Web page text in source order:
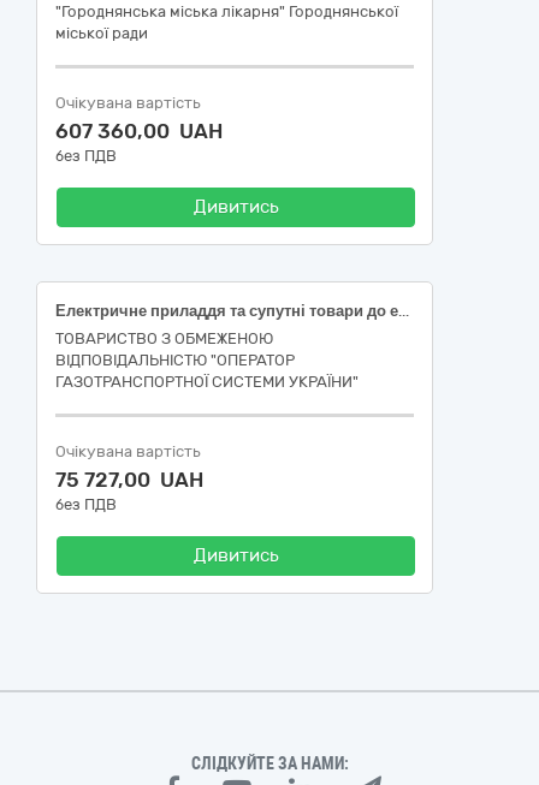
"Городнянська міська лікарня" Городнянської
міської ради
Очікувана вартість
607 360,00 UAH
без ПДВ
Дивитись
Електричне приладдя та супутні товари до електричного обладнання (DIN-рейка)
ТОВАРИСТВО З ОБМЕЖЕНОЮ
ВІДПОВІДАЛЬНІСТЮ "ОПЕРАТОР
ГАЗОТРАНСПОРТНОЇ СИСТЕМИ УКРАЇНИ"
Очікувана вартість
75 727,00 UAH
без ПДВ
Дивитись
СЛІДКУЙТЕ ЗА НАМИ: